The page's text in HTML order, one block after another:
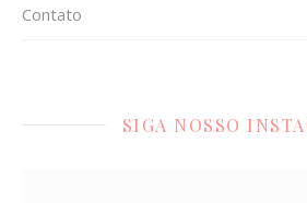
Contato
SIGA NOSSO